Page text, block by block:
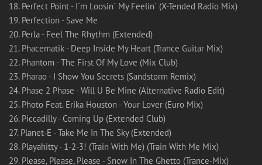
18. Perfect Point - I`m Loosin` My Feelin` (X-Tended Radio Mix)
19. Perfection - Save Me
20. Perla - Feel The Rhythm (Extended)
21. Phacematik - Deep Inside My Heart (Trance Guitar Mix)
22. Phantom - The First Of My Love (Mix Club)
23. Pharao - I Show You Secrets (Sandstorm Remix)
24. Phase 2 Phase - Will U Be Mine (Alternative Radio Edit)
25. Photo Feat. Erika Houston - Your Lover (Euro Mix)
26. Piccadilly - Coming Up (Extended Club)
27. Planet-E - Take Me In The Sky (Extended)
28. Playahitty - 1-2-3! (Train With Me) (Train With Me Mix)
29. Please, Please, Please - Snow In The Ghetto (Trance-Mix)